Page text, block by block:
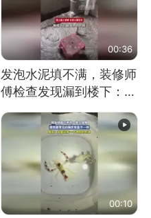
00:36
发泡水泥填不满，装修师
傅检查发现漏到楼下：出
00:10